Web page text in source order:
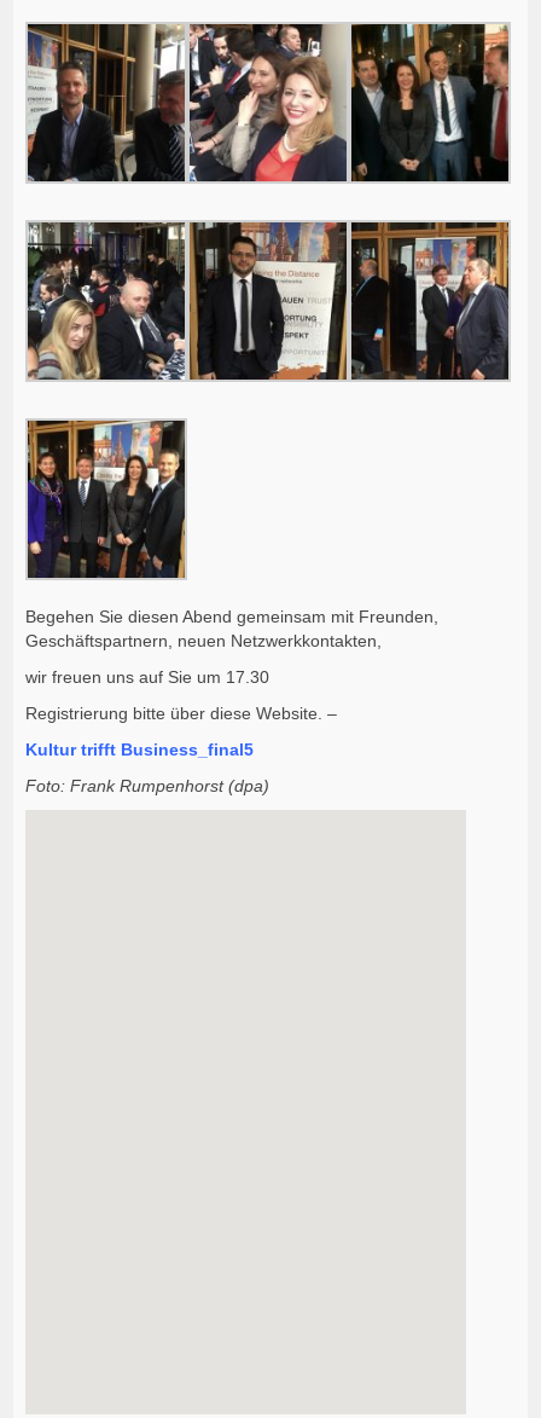
Begehen Sie diesen Abend gemeinsam mit Freunden,
Geschäftspartnern, neuen Netzwerkkontakten,
wir freuen uns auf Sie um 17.30
Registrierung bitte über diese Website. –
Kultur trifft Business_final5
Foto: Frank Rumpenhorst (dpa)